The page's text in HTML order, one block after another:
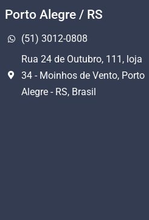
Porto Alegre / RS
(51) 3012-0808
Rua 24 de Outubro, 111, loja
34 - Moinhos de Vento, Porto
Alegre - RS, Brasil